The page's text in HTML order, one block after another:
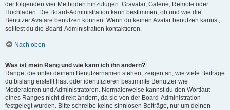
der folgenden vier Methoden hinzufügen: Gravatar, Galerie, Remote oder
Hochladen. Die Board-Administration kann bestimmen, ob und wie die
Benutzer Avatare benutzen können. Wenn du keinen Avatar benutzen kannst,
solltest du die Board-Administration kontaktieren.
Nach oben
Was ist mein Rang und wie kann ich ihn ändern?
Ränge, die unter deinem Benutzernamen stehen, zeigen an, wie viele Beiträge
du bislang erstellt hast oder identifizieren bestimmte Benutzer wie
Moderatoren und Administratoren. Normalerweise kannst du den Wortlaut
eines Ranges nicht direkt ändern, da sie von der Board-Administration
festgelegt wurden. Bitte schreibe keine sinnlosen Beiträge, nur um deinen